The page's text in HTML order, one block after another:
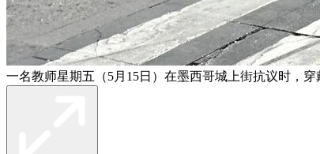
一名教师星期五（5月15日）在墨西哥城上街抗议时，